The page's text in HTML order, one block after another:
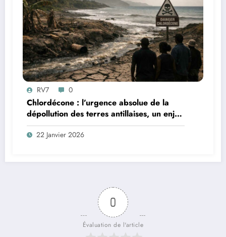
RV7 0
Chlordécone : l’urgence absolue de la
dépollution des terres antillaises, un enjeu
sanitaire, environnemental et
démocratique
22 Janvier 2026
0
Évaluation de l'article